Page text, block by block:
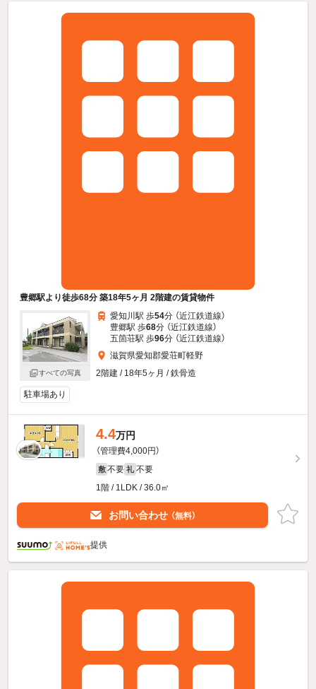
豊郷駅より徒歩68分 築18年5ヶ月 2階建の賃貸物件
すべての写真
愛知川駅 歩54分 （近江鉄道線）
豊郷駅 歩68分 （近江鉄道線）
五箇荘駅 歩96分 （近江鉄道線）
滋賀県愛知郡愛荘町軽野
2階建 / 18年5ヶ月 / 鉄骨造
駐車場あり
4.4万円
（管理費4,000円）
敷 不要 礼 不要
1階 / 1LDK / 36.0㎡
お問い合わせ （無料）
提供